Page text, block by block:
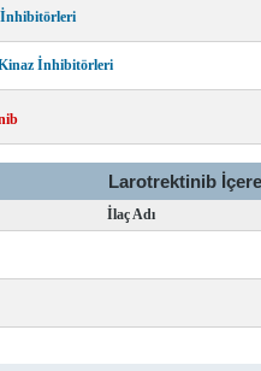
İnhibitörleri
İnhibitörleri
Larotrektinib
İlaç Adı